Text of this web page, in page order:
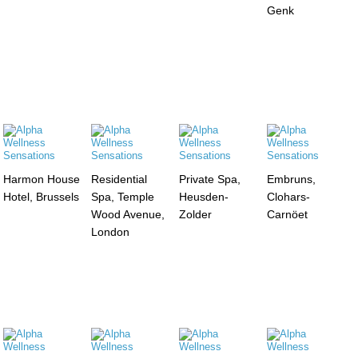
Genk
Harmon House
Hotel, Brussels
Residential
Spa, Temple
Wood Avenue,
London
Private Spa,
Heusden-
Zolder
Embruns,
Clohars-
Carnöet